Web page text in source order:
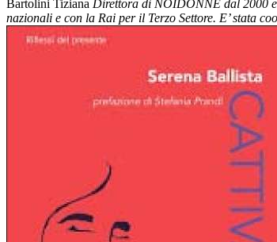
Bartolini Tiziana Direttora di NOIDONNE dal 2000
nazionali e con la Rai per il Terzo Settore. E’ stata